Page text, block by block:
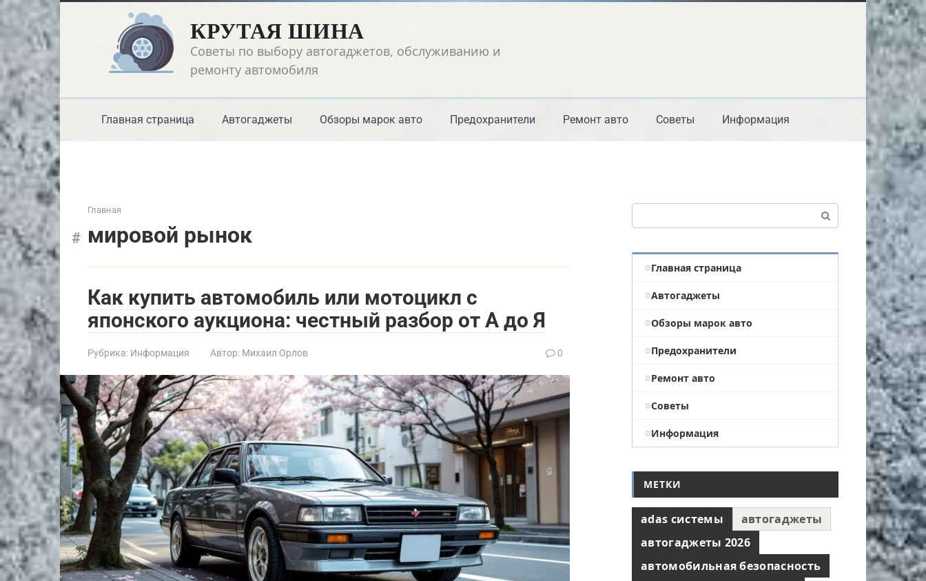
Перейти
к
контенту
КРУТАЯ ШИНА
Советы по выбору автогаджетов, обслуживанию и
ремонту автомобиля
Главная страница Автогаджеты Обзоры марок авто Предохранители Ремонт авто Советы Информация
Главная
мировой рынок
Как купить автомобиль или мотоцикл с
японского аукциона: честный разбор от А до Я
Рубрика: Информация Автор: Михаил Орлов 0
Главная страница
Автогаджеты
Обзоры марок авто
Предохранители
Ремонт авто
Советы
Информация
МЕТКИ
adas системы
автогаджеты
автогаджеты 2026
автомобильная безопасность